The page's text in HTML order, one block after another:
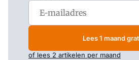
Lees 1 maand
of lees 2 artikelen per maand